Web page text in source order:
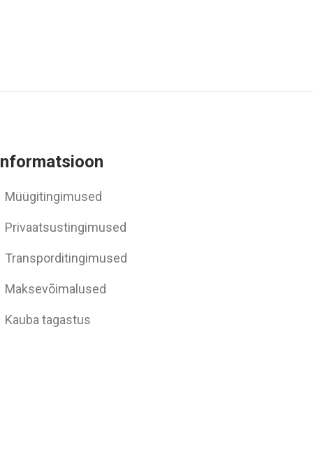
Müügitingimused
Privaatsustingimused
Transporditingimused
Maksevõimalused
Kauba tagastus